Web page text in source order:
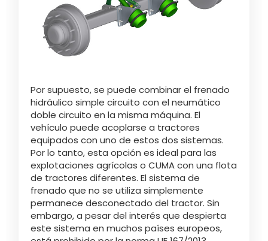
Por supuesto, se puede combinar el frenado
hidráulico simple circuito con el neumático
doble circuito en la misma máquina. El
vehículo puede acoplarse a tractores
equipados con uno de estos dos sistemas.
Por lo tanto, esta opción es ideal para las
explotaciones agrícolas o CUMA con una flota
de tractores diferentes. El sistema de
frenado que no se utiliza simplemente
permanece desconectado del tractor. Sin
embargo, a pesar del interés que despierta
este sistema en muchos países europeos,